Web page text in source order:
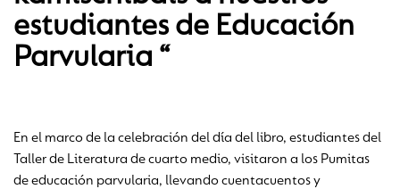
estudiantes de Educación
Parvularia “
En el marco de la celebración del día del libro, estudiantes del
Taller de Literatura de cuarto medio, visitaron a los Pumitas
de educación parvularia, llevando cuentacuentos y